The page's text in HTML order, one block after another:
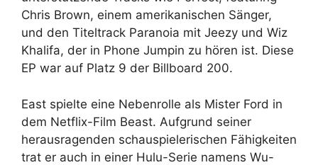
Chris Brown, einem amerikanischen Sänger,
und den Titeltrack Paranoia mit Jeezy und Wiz
Khalifa, der in Phone Jumpin zu hören ist. Diese
EP war auf Platz 9 der Billboard 200.
East spielte eine Nebenrolle als Mister Ford in
dem Netflix-Film Beast. Aufgrund seiner
herausragenden schauspielerischen Fähigkeiten
trat er auch in einer Hulu-Serie namens Wu-